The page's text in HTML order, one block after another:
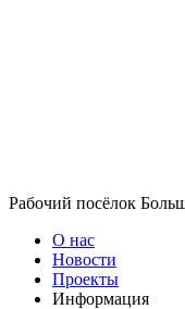
Рабочий посёлок
О нас
Новости
Проекты
Информация